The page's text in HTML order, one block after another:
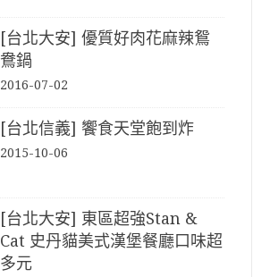
[台北大安] 優質好肉花麻辣鴛
鴦鍋
2016-07-02
[台北信義] 饗食天堂飽到炸
2015-10-06
[台北大安] 東區超強Stan &
Cat 史丹貓美式漢堡餐廳口味超
多元